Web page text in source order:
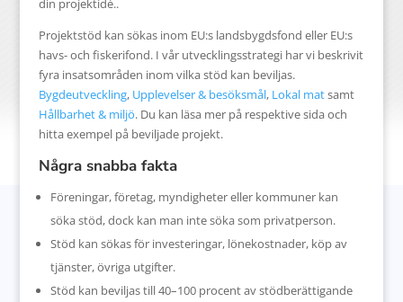
din projektidé..
Projektstöd kan sökas inom EU:s landsbygdsfond eller EU:s
havs- och fiskerifond. I vår utvecklingsstrategi har vi beskrivit
fyra insatsområden inom vilka stöd kan beviljas.
Bygdeutveckling, Upplevelser & besöksmål, Lokal matsamt
Hållbarhet & miljö. Du kan läsa mer på respektive sida och
hitta exempel på beviljade projekt.
Några snabba fakta
Föreningar, företag, myndigheter eller kommuner kan
söka stöd, dock kan man inte söka som privatperson.
Stöd kan sökas för investeringar, lönekostnader, köp av
tjänster, övriga utgifter.
Stöd kan beviljas till 40–100 procent av stödberättigande